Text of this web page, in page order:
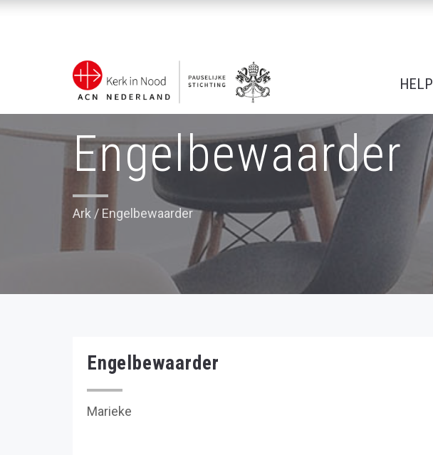
HELP
Engelbewaarder
Ark / Engelbewaarder
Engelbewaarder
Marieke